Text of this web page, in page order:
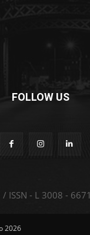
FOLLOW US
ISSN - L 3008 - 6671
2026